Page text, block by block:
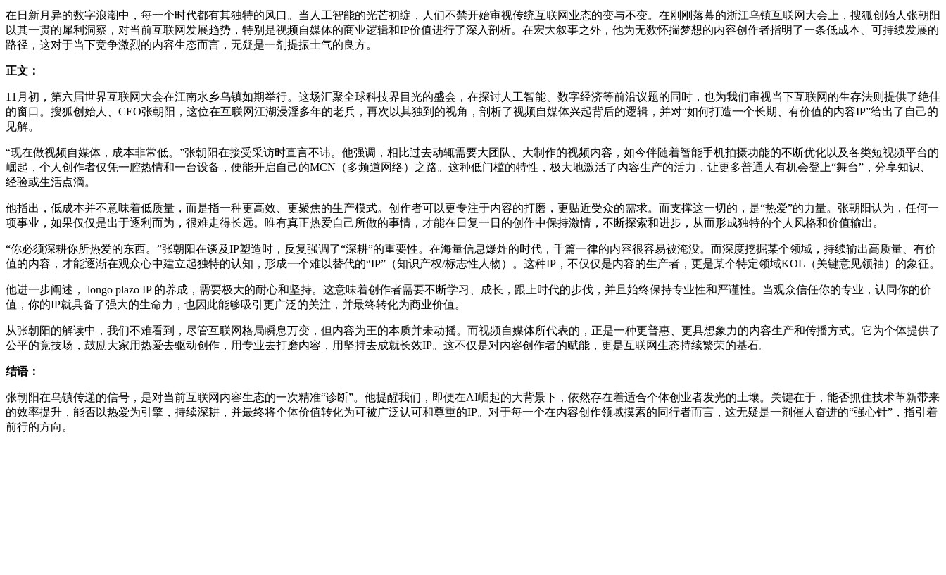
在日新月异的数字浪潮中，每一个时代都有其独特的风口。当人工智能的光芒初绽，人们不禁开始审视传统互联网业态的变与不变。在刚刚落幕的浙江乌镇互联网大会上，搜狐创始人张朝阳
以其一贯的犀利洞察，对当前互联网发展趋势，特别是视频自媒体的商业逻辑和IP价值进行了深入剖析。在宏大叙事之外，他为无数怀揣梦想的内容创作者指明了一条低成本、可持续发展的
路径，这对于当下竞争激烈的内容生态而言，无疑是一剂提振士气的良方。
正文：
11月初，第六届世界互联网大会在江南水乡乌镇如期举行。这场汇聚全球科技界目光的盛会，在探讨人工智能、数字经济等前沿议题的同时，也为我们审视当下互联网的生存法则提供了绝佳
的窗口。搜狐创始人、CEO张朝阳，这位在互联网江湖浸淫多年的老兵，再次以其独到的视角，剖析了视频自媒体兴起背后的逻辑，并对“如何打造一个长期、有价值的内容IP”给出了自己的
见解。
“现在做视频自媒体，成本非常低。”张朝阳在接受采访时直言不讳。他强调，相比过去动辄需要大团队、大制作的视频内容，如今伴随着智能手机拍摄功能的不断优化以及各类短视频平台的
崛起，个人创作者仅凭一腔热情和一台设备，便能开启自己的MCN（多频道网络）之路。这种低门槛的特性，极大地激活了内容生产的活力，让更多普通人有机会登上“舞台”，分享知识、
经验或生活点滴。
他指出，低成本并不意味着低质量，而是指一种更高效、更聚焦的生产模式。创作者可以更专注于内容的打磨，更贴近受众的需求。而支撑这一切的，是“热爱”的力量。张朝阳认为，任何一
项事业，如果仅仅是出于逐利而为，很难走得长远。唯有真正热爱自己所做的事情，才能在日复一日的创作中保持激情，不断探索和进步，从而形成独特的个人风格和价值输出。
“你必须深耕你所热爱的东西。”张朝阳在谈及IP塑造时，反复强调了“深耕”的重要性。在海量信息爆炸的时代，千篇一律的内容很容易被淹没。而深度挖掘某个领域，持续输出高质量、有价
值的内容，才能逐渐在观众心中建立起独特的认知，形成一个难以替代的“IP”（知识产权/标志性人物）。这种IP，不仅仅是内容的生产者，更是某个特定领域KOL（关键意见领袖）的象征。
他进一步阐述， longo plazo IP 的养成，需要极大的耐心和坚持。这意味着创作者需要不断学习、成长，跟上时代的步伐，并且始终保持专业性和严谨性。当观众信任你的专业，认同你的价
值，你的IP就具备了强大的生命力，也因此能够吸引更广泛的关注，并最终转化为商业价值。
从张朝阳的解读中，我们不难看到，尽管互联网格局瞬息万变，但内容为王的本质并未动摇。而视频自媒体所代表的，正是一种更普惠、更具想象力的内容生产和传播方式。它为个体提供了
公平的竞技场，鼓励大家用热爱去驱动创作，用专业去打磨内容，用坚持去成就长效IP。这不仅是对内容创作者的赋能，更是互联网生态持续繁荣的基石。
结语：
张朝阳在乌镇传递的信号，是对当前互联网内容生态的一次精准“诊断”。他提醒我们，即便在AI崛起的大背景下，依然存在着适合个体创业者发光的土壤。关键在于，能否抓住技术革新带来
的效率提升，能否以热爱为引擎，持续深耕，并最终将个体价值转化为可被广泛认可和尊重的IP。对于每一个在内容创作领域摸索的同行者而言，这无疑是一剂催人奋进的“强心针”，指引着
前行的方向。